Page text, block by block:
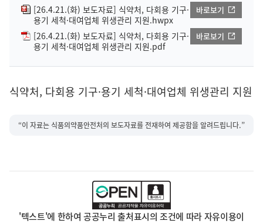
[26.4.21.(화) 보도자료] 식약처, 다회용 기구·
용기 세척·대여업체 위생관리 지원.hwpx
바로보기
[26.4.21.(화) 보도자료] 식약처, 다회용 기구·
용기 세척·대여업체 위생관리 지원.pdf
바로보기
식약처, 다회용 기구·용기 세척·대여업체 위생관리 지원
“이 자료는 식품의약품안전처의 보도자료를 전재하여 제공함을 알려드립니다.”
'텍스트'에 한하여 공공누리 출처표시의 조건에 따라 자유이용이